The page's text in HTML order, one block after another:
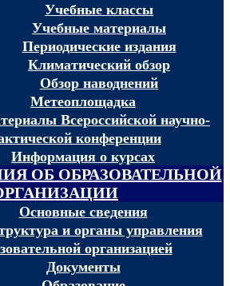
Учебные классы
Учебные материалы
Периодические издания
Климатический обзор
Обзор наводнений
Метеоплощадка
Всероссийской научно-
конференции
Информация о курсах
ОБ ОБРАЗОВАТЕЛЬНОЙ
Основные сведения
и органы управления
организацией
Документы